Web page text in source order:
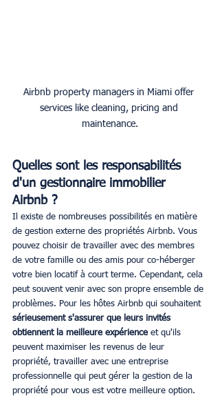
Airbnb property managers in Miami offer
services like cleaning, pricing and
maintenance.
Quelles sont les responsabilités
d'un gestionnaire immobilier
Airbnb ?
Il existe de nombreuses possibilités en matière
de gestion externe des propriétés Airbnb. Vous
pouvez choisir de travailler avec des membres
de votre famille ou des amis pour co-héberger
votre bien locatif à court terme. Cependant, cela
peut souvent venir avec son propre ensemble de
problèmes. Pour les hôtes Airbnb qui souhaitent
sérieusement s'assurer que leurs invités
obtiennent la meilleure expérience et qu'ils
peuvent maximiser les revenus de leur
propriété, travailler avec une entreprise
professionnelle qui peut gérer la gestion de la
propriété pour vous est votre meilleure option.